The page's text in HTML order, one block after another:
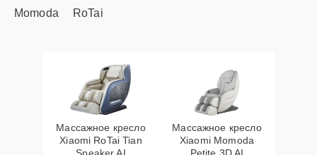
Momoda
RoTai
Массажное кресло
Xiaomi RoTai Tian
Массажное кресло
Xiaomi Momoda